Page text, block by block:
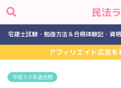
民法
宅建士試験・勉強方法＆合格体験記・資
アフィリエイト広告を
平成３０年過去問